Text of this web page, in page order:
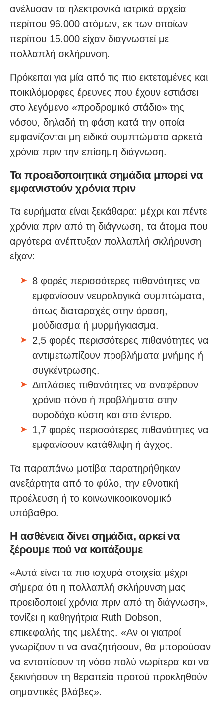
ανέλυσαν τα ηλεκτρονικά ιατρικά αρχεία
περίπου 96.000 ατόμων, εκ των οποίων
περίπου 15.000 είχαν διαγνωστεί με
πολλαπλή σκλήρυνση.
Πρόκειται για μία από τις πιο εκτεταμένες και
ποικιλόμορφες έρευνες που έχουν εστιάσει
στο λεγόμενο «προδρομικό στάδιο» της
νόσου, δηλαδή τη φάση κατά την οποία
εμφανίζονται μη ειδικά συμπτώματα αρκετά
χρόνια πριν την επίσημη διάγνωση.
Τα προειδοποιητικά σημάδια μπορεί να
εμφανιστούν χρόνια πριν
Τα ευρήματα είναι ξεκάθαρα: μέχρι και πέντε
χρόνια πριν από τη διάγνωση, τα άτομα που
αργότερα ανέπτυξαν πολλαπλή σκλήρυνση
είχαν:
8 φορές περισσότερες πιθανότητες να
εμφανίσουν νευρολογικά συμπτώματα,
όπως διαταραχές στην όραση,
μούδιασμα ή μυρμήγκιασμα.
2,5 φορές περισσότερες πιθανότητες να
αντιμετωπίζουν προβλήματα μνήμης ή
συγκέντρωσης.
Διπλάσιες πιθανότητες να αναφέρουν
χρόνιο πόνο ή προβλήματα στην
ουροδόχο κύστη και στο έντερο.
1,7 φορές περισσότερες πιθανότητες να
εμφανίσουν κατάθλιψη ή άγχος.
Τα παραπάνω μοτίβα παρατηρήθηκαν
ανεξάρτητα από το φύλο, την εθνοτική
προέλευση ή το κοινωνικοοικονομικό
υπόβαθρο.
Η ασθένεια δίνει σημάδια, αρκεί να
ξέρουμε πού να κοιτάξουμε
«Αυτά είναι τα πιο ισχυρά στοιχεία μέχρι
σήμερα ότι η πολλαπλή σκλήρυνση μας
προειδοποιεί χρόνια πριν από τη διάγνωση»,
τονίζει η καθηγήτρια Ruth Dobson,
επικεφαλής της μελέτης. «Αν οι γιατροί
γνωρίζουν τι να αναζητήσουν, θα μπορούσαν
να εντοπίσουν τη νόσο πολύ νωρίτερα και να
ξεκινήσουν τη θεραπεία προτού προκληθούν
σημαντικές βλάβες».